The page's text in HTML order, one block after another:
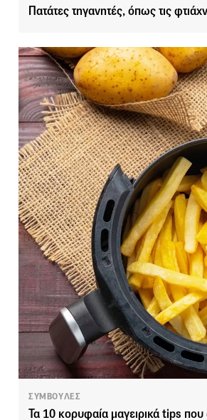
Πατάτες τηγανητές, όπως τις
ΣΥΜΒΟΥΛΕΣ
Τα 10 κορυφαία μαγειρικά tips που